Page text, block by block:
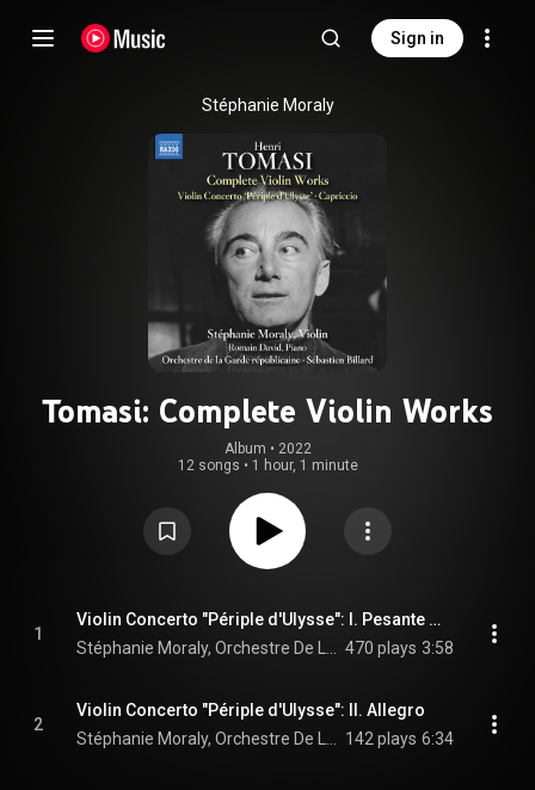
Sign in
Stéphanie Moraly
Tomasi: Complete Violin Works
Album • 2022
12 songs • 1 hour, 1 minute
1
Violin Concerto "Périple d'Ulysse": I. Pesante marcato e sostenuto - Vivo
470 plays 3:58
2
Violin Concerto "Périple d'Ulysse": II. Allegro
142 plays 6:34